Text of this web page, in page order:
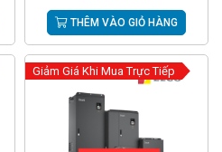
THÊM VÀO GIỎ HÀNG
Giảm Giá Khi Mua Trực Tiếp